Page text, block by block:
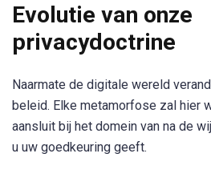
Evolutie van onze
privacydoctrine
Naarmate de digitale wereld
beleid. Elke metamorfose zal hier
aansluit bij het domein van na de
u uw goedkeuring geeft.